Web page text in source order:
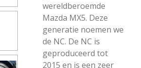
wereldberoemde
Mazda MX5. Deze
generatie noemen we
de NC. De NC is
geproduceerd tot
2015 en is een zeer